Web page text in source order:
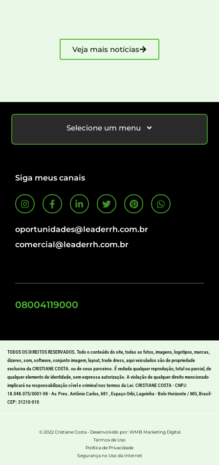
Veja mais notícias
Selecione um menu
Siga meus canais
oportunidades@leaderrh.com.br
comercial@leaderrh.com.br
08004119000
TODOS OS DIREITOS RESERVADOS. Todo o conteúdo do site, todas as fotos, imagens, logotipos, marcas,
dizeres, som, software, conjunto imagem, layout, trade dress, aqui veiculados são de propriedade
exclusiva da CRISTIANE COSTA. ou de seus parceiros. É vedada qualquer reprodução, total ou parcial, de
qualquer elemento de identidade, sem expressa autorização. A violação de qualquer direito mencionado
implicará na responsabilização cível e criminal nos termos da Lei. CRISTIANE COSTA - CNPJ:
18.048.075/0001-08 - Av. Pres. Antônio Carlos, 681 , Espaço Orbi, Lagoinha - Belo Horizonte / MG, Brasil-
CEP: 31210-010
© 2022 Cristiane Costa - Desenvolvido por: WMB Marketing Digital
Termos de Uso
Política de Privacidade
Segurança no Uso da Internet